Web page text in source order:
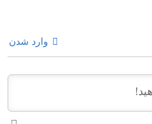
وارد شدن